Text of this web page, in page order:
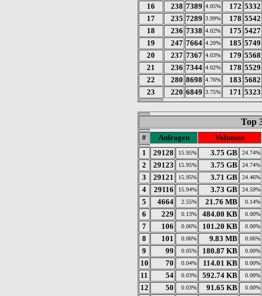
16 238 7389 4.05% 172 5332
17
235 7289 3.99% 178 5542
18
236 7338 4.02% 175 5427
19
247 7664 4.20% 185 5749
20
237 7367 4.03% 179 5568
21
236 7344 4.02% 178 5529
22
280 8698 4.76% 183 5682
23
220 6849 3.75% 171 5323
Top
# Anfragen
Volumen
1
29128 15.95% 3.75 GB 24.74%
2 29123 15.95% 3.75 GB 24.74%
3 29121 15.95% 3.71 GB 24.46%
4 29116 15.94% 3.73 GB 24.59%
5 4664 2.55% 21.76 MB 0.14%
6 229 0.13% 484.00 KB 0.00%
7 106 0.06% 101.20 KB 0.00%
8 101 0.06% 9.83 MB 0.06%
9 99 0.05% 180.87 KB 0.00%
10 70 0.04% 114.01 KB 0.00%
11 54 0.03% 592.74 KB 0.00%
12 50 0.03% 91.65 KB 0.00%